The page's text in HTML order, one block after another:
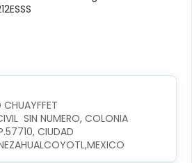
SIN NUMERO, COLONIA
CIUDAD